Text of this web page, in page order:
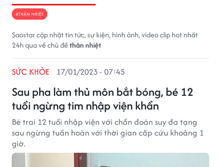
#THÂN NHIỆT
Saostar cập nhật tin tức, sự kiện, hình ảnh, video clip hot nhất
24h qua về chủ đềthân nhiệt
Sau pha làm thủ môn bắt bóng, bé 12
tuổi ngừng tim nhập viện khẩn
SỨC KHỎE 17/01/2023 - 07:45
Bé trai 12 tuổi nhập viện với chẩn đoán suy đa tạng
sau ngừng tuần hoàn với thời gian cấp cứu khoảng 1
giờ.